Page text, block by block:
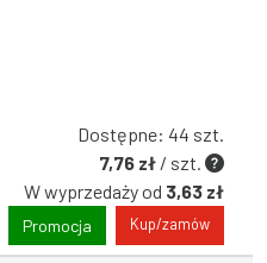
Dostępne: 44 szt.
7,76 zł / szt.
W wyprzedaży od 3,63 zł
Promocja Kup/zamów